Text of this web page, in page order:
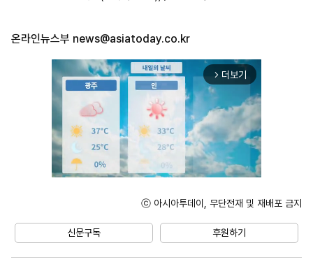
온라인뉴스부 news@asiatoday.co.kr
arrow_forward_ios 더보기
ⓒ 아시아투데이, 무단전재 및 재배포 금지
신문구독 후원하기